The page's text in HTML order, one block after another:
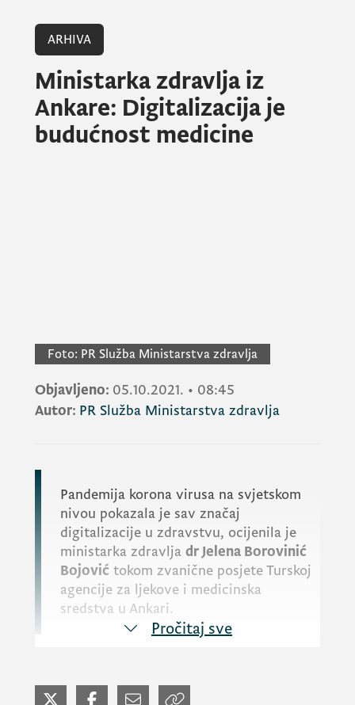
ARHIVA
Ministarka zdravlja iz
Ankare: Digitalizacija je
budućnost medicine
Foto: PR Služba Ministarstva zdravlja
Objavljeno: 05.10.2021. • 08:45
Autor: PR Služba Ministarstva zdravlja
Pandemija korona virusa na svjetskom
nivou pokazala je sav značaj
digitalizacije u zdravstvu, ocijenila je
ministarka zdravlja dr Jelena Borovinić
Bojović tokom zvanične posjete Turskoj
agencije za ljekove i medicinska
sredstva u Ankari.
“Digitalizacija je budućnost medicine”,
Pročitaj sve